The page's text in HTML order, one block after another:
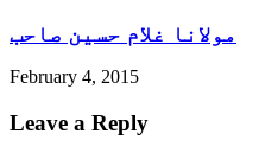
مولانا غلام حسین صاحب
February 4, 2015
Leave a Reply